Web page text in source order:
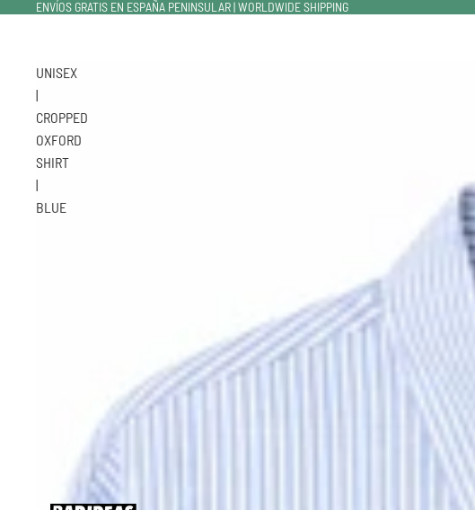
ENVÍOS GRATIS EN ESPAÑA PENINSULAR | WORLDWIDE SHIPPING
UNISEX
|
CROPPED
OXFORD
SHIRT
|
BLUE